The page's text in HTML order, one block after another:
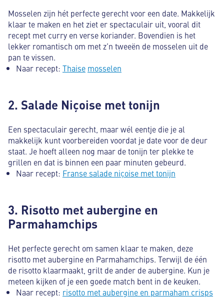
Mosselen zijn hét perfecte gerecht voor een date. Makkelijk
klaar te maken en het ziet er spectaculair uit, vooral dit
recept met curry en verse koriander. Bovendien is het
lekker romantisch om met z’n tweeën de mosselen uit de
pan te vissen.
Naar recept: Thaise mosselen
2. Salade Niçoise met tonijn
Een spectaculair gerecht, maar wél eentje die je al
makkelijk kunt voorbereiden voordat je date voor de deur
staat. Je hoeft alleen nog maar de tonijn ter plekke te
grillen en dat is binnen een paar minuten gebeurd.
Naar recept: Franse salade niçoise met tonijn
3. Risotto met aubergine en
Parmahamchips
Het perfecte gerecht om samen klaar te maken, deze
risotto met aubergine en Parmahamchips. Terwijl de één
de risotto klaarmaakt, grilt de ander de aubergine. Kun je
meteen kijken of je een goede match bent in de keuken.
Naar recept: risotto met aubergine en parmaham crisps